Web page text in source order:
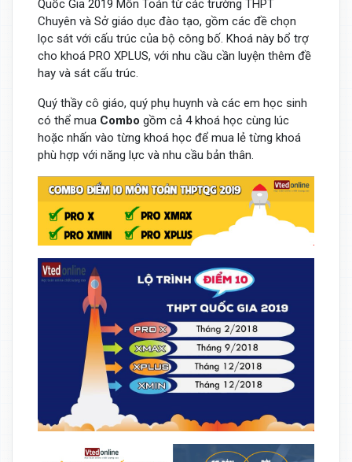
Quốc Gia 2019 Môn Toán từ các trường THPT
Chuyên và Sở giáo dục đào tạo, gồm các đề chọn
lọc sát với cấu trúc của bộ công bố. Khoá này bổ trợ
cho khoá PRO XPLUS, với nhu cầu cần luyện thêm đề
hay và sát cấu trúc.
Quý thầy cô giáo, quý phụ huynh và các em học sinh
có thể mua Combo gồm cả 4 khoá học cùng lúc
hoặc nhấn vào từng khoá học để mua lẻ từng khoá
phù hợp với năng lực và nhu cầu bản thân.